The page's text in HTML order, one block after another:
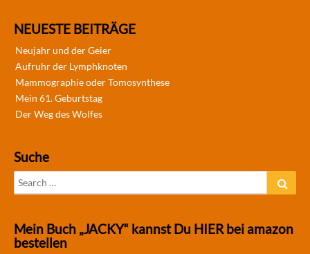
NEUESTE BEITRÄGE
Neujahr und der Geier
Aufruhr der Lymphknoten
Mammographie oder Tomosynthese
Mein 61. Geburtstag
Der Weg des Wolfes
Suche
Search
for:
Mein Buch „JACKY“ kannst Du HIER bei amazon
bestellen